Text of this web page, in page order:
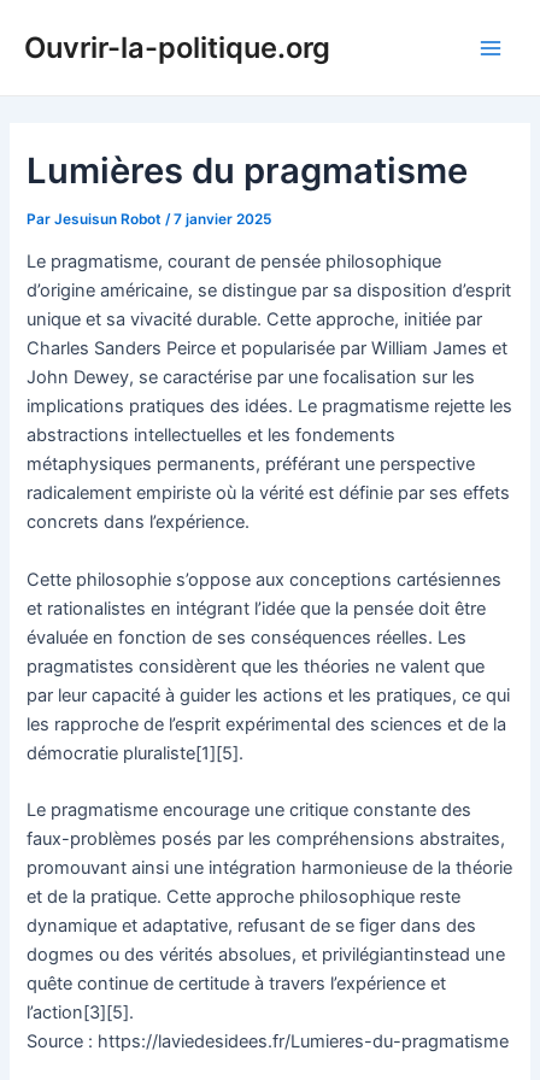
Ouvrir-la-politique.org
Lumières du pragmatisme
ParJesuisun Robot /7 janvier 2025
Le pragmatisme, courant de pensée philosophique
d’origine américaine, se distingue par sa disposition d’esprit
unique et sa vivacité durable. Cette approche, initiée par
Charles Sanders Peirce et popularisée par William James et
John Dewey, se caractérise par une focalisation sur les
implications pratiques des idées. Le pragmatisme rejette les
abstractions intellectuelles et les fondements
métaphysiques permanents, préférant une perspective
radicalement empiriste où la vérité est définie par ses effets
concrets dans l’expérience.
Cette philosophie s’oppose aux conceptions cartésiennes
et rationalistes en intégrant l’idée que la pensée doit être
évaluée en fonction de ses conséquences réelles. Les
pragmatistes considèrent que les théories ne valent que
par leur capacité à guider les actions et les pratiques, ce qui
les rapproche de l’esprit expérimental des sciences et de la
démocratie pluraliste[1][5].
Le pragmatisme encourage une critique constante des
faux-problèmes posés par les compréhensions abstraites,
promouvant ainsi une intégration harmonieuse de la théorie
et de la pratique. Cette approche philosophique reste
dynamique et adaptative, refusant de se figer dans des
dogmes ou des vérités absolues, et privilégiantinstead une
quête continue de certitude à travers l’expérience et
l’action[3][5].
Source : https://laviedesidees.fr/Lumieres-du-pragmatisme